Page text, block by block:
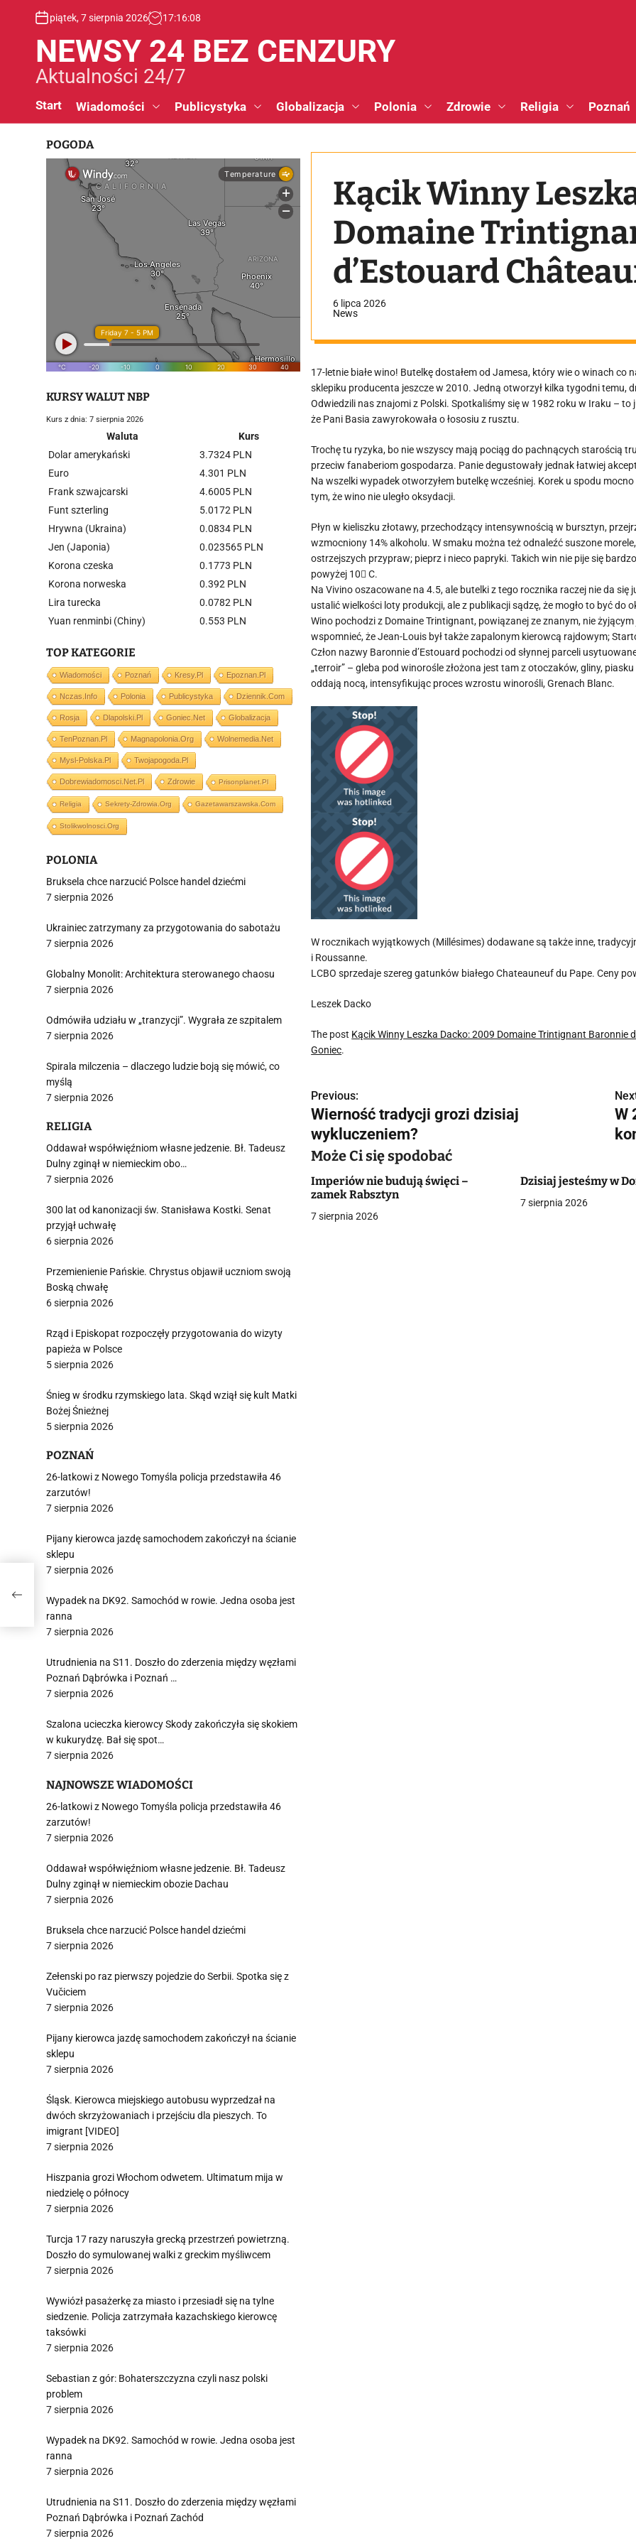
piątek, 7 sierpnia 2026 17:16:09
NEWSY 24 BEZ CENZURY
Aktualności 24/7
Start Wiadomości Publicystyka Globalizacja Polonia Zdrowie Religia Poznań
Kącik Winny
Domaine
d’Estouard
Blanc.
6 lipca 2026
News
17-letnie białe wino! Butelkę dostałem od Jamesa, który wie o winach co
sklepiku producenta jeszcze w 2010. Jedną otworzył kilka tygodni temu,
Odwiedzili nas znajomi z Polski. Spotkaliśmy się w 1982 roku w Iraku –
że Pani Basia zawyrokowała o łososiu z rusztu.
Trochę tu ryzyka, bo nie wszyscy mają pociąg do pachnących starością
przeciw fanaberiom gospodarza. Panie degustowały jednak łatwiej
Na wszelki wypadek otworzyłem butelkę wcześniej. Korek u spodu
tym, że wino nie uległo oksydacji.
Płyn w kieliszku złotawy, przechodzący intensywnością w bursztyn,
wzmocniony 14% alkoholu. W smaku można też odnaleźć suszone
ostrzejszych przypraw; pieprz i nieco papryki. Takich win nie pije się
powyżej 10 C.
Na Vivino oszacowane na 4.5, ale butelki z tego rocznika raczej nie da
ustalić wielkości loty produkcji, ale z publikacji sądzę, że mogło to być do
Wino pochodzi z Domaine Trintignant, powiązanej ze znanym, nie
wspomnieć, że Jean-Louis był także zapalonym kierowcą rajdowym;
Człon nazwy Baronnie d’Estouard pochodzi od słynnej parceli
„terroir” – gleba pod winorośle złożona jest tam z otoczaków, gliny,
oddają nocą, intensyfikując proces wzrostu winorośli, Grenach Blanc.
W rocznikach wyjątkowych (Millésimes) dodawane są także inne,
i Roussanne.
LCBO sprzedaje szereg gatunków białego Chateauneuf du Pape. Ceny
Leszek Dacko
The post Kącik Winny Leszka Dacko: 2009 Domaine Trintignant Baronnie
Goniec.
N
a
w
i
g
Previous:
Wierność tradycji grozi dzisiaj
wykluczeniem?
W
Może Ci się spodobać
Imperiów nie budują święci –
zamek Rabsztyn
7 sierpnia 2026
Dzisiaj jesteśmy w
7 sierpnia 2026
POGODA
KURSY WALUT NBP
Kurs z dnia: 7 sierpnia 2026
Waluta
Kurs
Dolar amerykański
3.7324 PLN
Euro
4.301 PLN
Frank szwajcarski
4.6005 PLN
Funt szterling
5.0172 PLN
Hrywna (Ukraina)
0.0834 PLN
Jen (Japonia)
0.023565 PLN
Korona czeska
0.1773 PLN
Korona norweska
0.392 PLN
Lira turecka
0.0782 PLN
Yuan renminbi (Chiny)
0.553 PLN
TOP KATEGORIE
Wiadomości Poznań Kresy.pl Epoznan.pl
Nczas.info Polonia Publicystyka Dziennik.com
Rosja Dlapolski.pl Goniec.net Globalizacja
TenPoznan.pl Magnapolonia.org Wolnemedia.net
Mysl-Polska.pl Twojapogoda.pl
Dobrewiadomosci.net.pl Zdrowie Prisonplanet.pl
Religia Sekrety-Zdrowia.org Gazetawarszawska.com
Stolikwolnosci.org
POLONIA
Bruksela chce narzucić Polsce handel dziećmi
7 sierpnia 2026
Ukrainiec zatrzymany za przygotowania do sabotażu
7 sierpnia 2026
Globalny Monolit: Architektura sterowanego chaosu
7 sierpnia 2026
Odmówiła udziału w „tranzycji”. Wygrała ze szpitalem
7 sierpnia 2026
Spirala milczenia – dlaczego ludzie boją się mówić, co
myślą
7 sierpnia 2026
RELIGIA
Oddawał współwięźniom własne jedzenie. Bł. Tadeusz
Dulny zginął w niemieckim obo…
7 sierpnia 2026
300 lat od kanonizacji św. Stanisława Kostki. Senat
przyjął uchwałę
6 sierpnia 2026
Przemienienie Pańskie. Chrystus objawił uczniom swoją
Boską chwałę
6 sierpnia 2026
Rząd i Episkopat rozpoczęły przygotowania do wizyty
papieża w Polsce
5 sierpnia 2026
Śnieg w środku rzymskiego lata. Skąd wziął się kult Matki
Bożej Śnieżnej
5 sierpnia 2026
POZNAŃ
26-latkowi z Nowego Tomyśla policja przedstawiła 46
zarzutów!
7 sierpnia 2026
Pijany kierowca jazdę samochodem zakończył na ścianie
sklepu
7 sierpnia 2026
Wypadek na DK92. Samochód w rowie. Jedna osoba jest
ranna
7 sierpnia 2026
Utrudnienia na S11. Doszło do zderzenia między węzłami
Poznań Dąbrówka i Poznań …
7 sierpnia 2026
Szalona ucieczka kierowcy Skody zakończyła się skokiem
w kukurydzę. Bał się spot…
7 sierpnia 2026
NAJNOWSZE WIADOMOŚCI
26-latkowi z Nowego Tomyśla policja przedstawiła 46
zarzutów!
7 sierpnia 2026
Oddawał współwięźniom własne jedzenie. Bł. Tadeusz
Dulny zginął w niemieckim obozie Dachau
7 sierpnia 2026
Bruksela chce narzucić Polsce handel dziećmi
7 sierpnia 2026
Zełenski po raz pierwszy pojedzie do Serbii. Spotka się z
Vučiciem
7 sierpnia 2026
Pijany kierowca jazdę samochodem zakończył na ścianie
sklepu
7 sierpnia 2026
Śląsk. Kierowca miejskiego autobusu wyprzedzał na
dwóch skrzyżowaniach i przejściu dla pieszych. To
imigrant [VIDEO]
7 sierpnia 2026
Hiszpania grozi Włochom odwetem. Ultimatum mija w
niedzielę o północy
7 sierpnia 2026
Turcja 17 razy naruszyła grecką przestrzeń powietrzną.
Doszło do symulowanej walki z greckim myśliwcem
7 sierpnia 2026
Wywiózł pasażerkę za miasto i przesiadł się na tylne
siedzenie. Policja zatrzymała kazachskiego kierowcę
taksówki
7 sierpnia 2026
Sebastian z gór: Bohaterszczyzna czyli nasz polski
problem
7 sierpnia 2026
Wypadek na DK92. Samochód w rowie. Jedna osoba jest
ranna
7 sierpnia 2026
Utrudnienia na S11. Doszło do zderzenia między węzłami
Poznań Dąbrówka i Poznań Zachód
7 sierpnia 2026